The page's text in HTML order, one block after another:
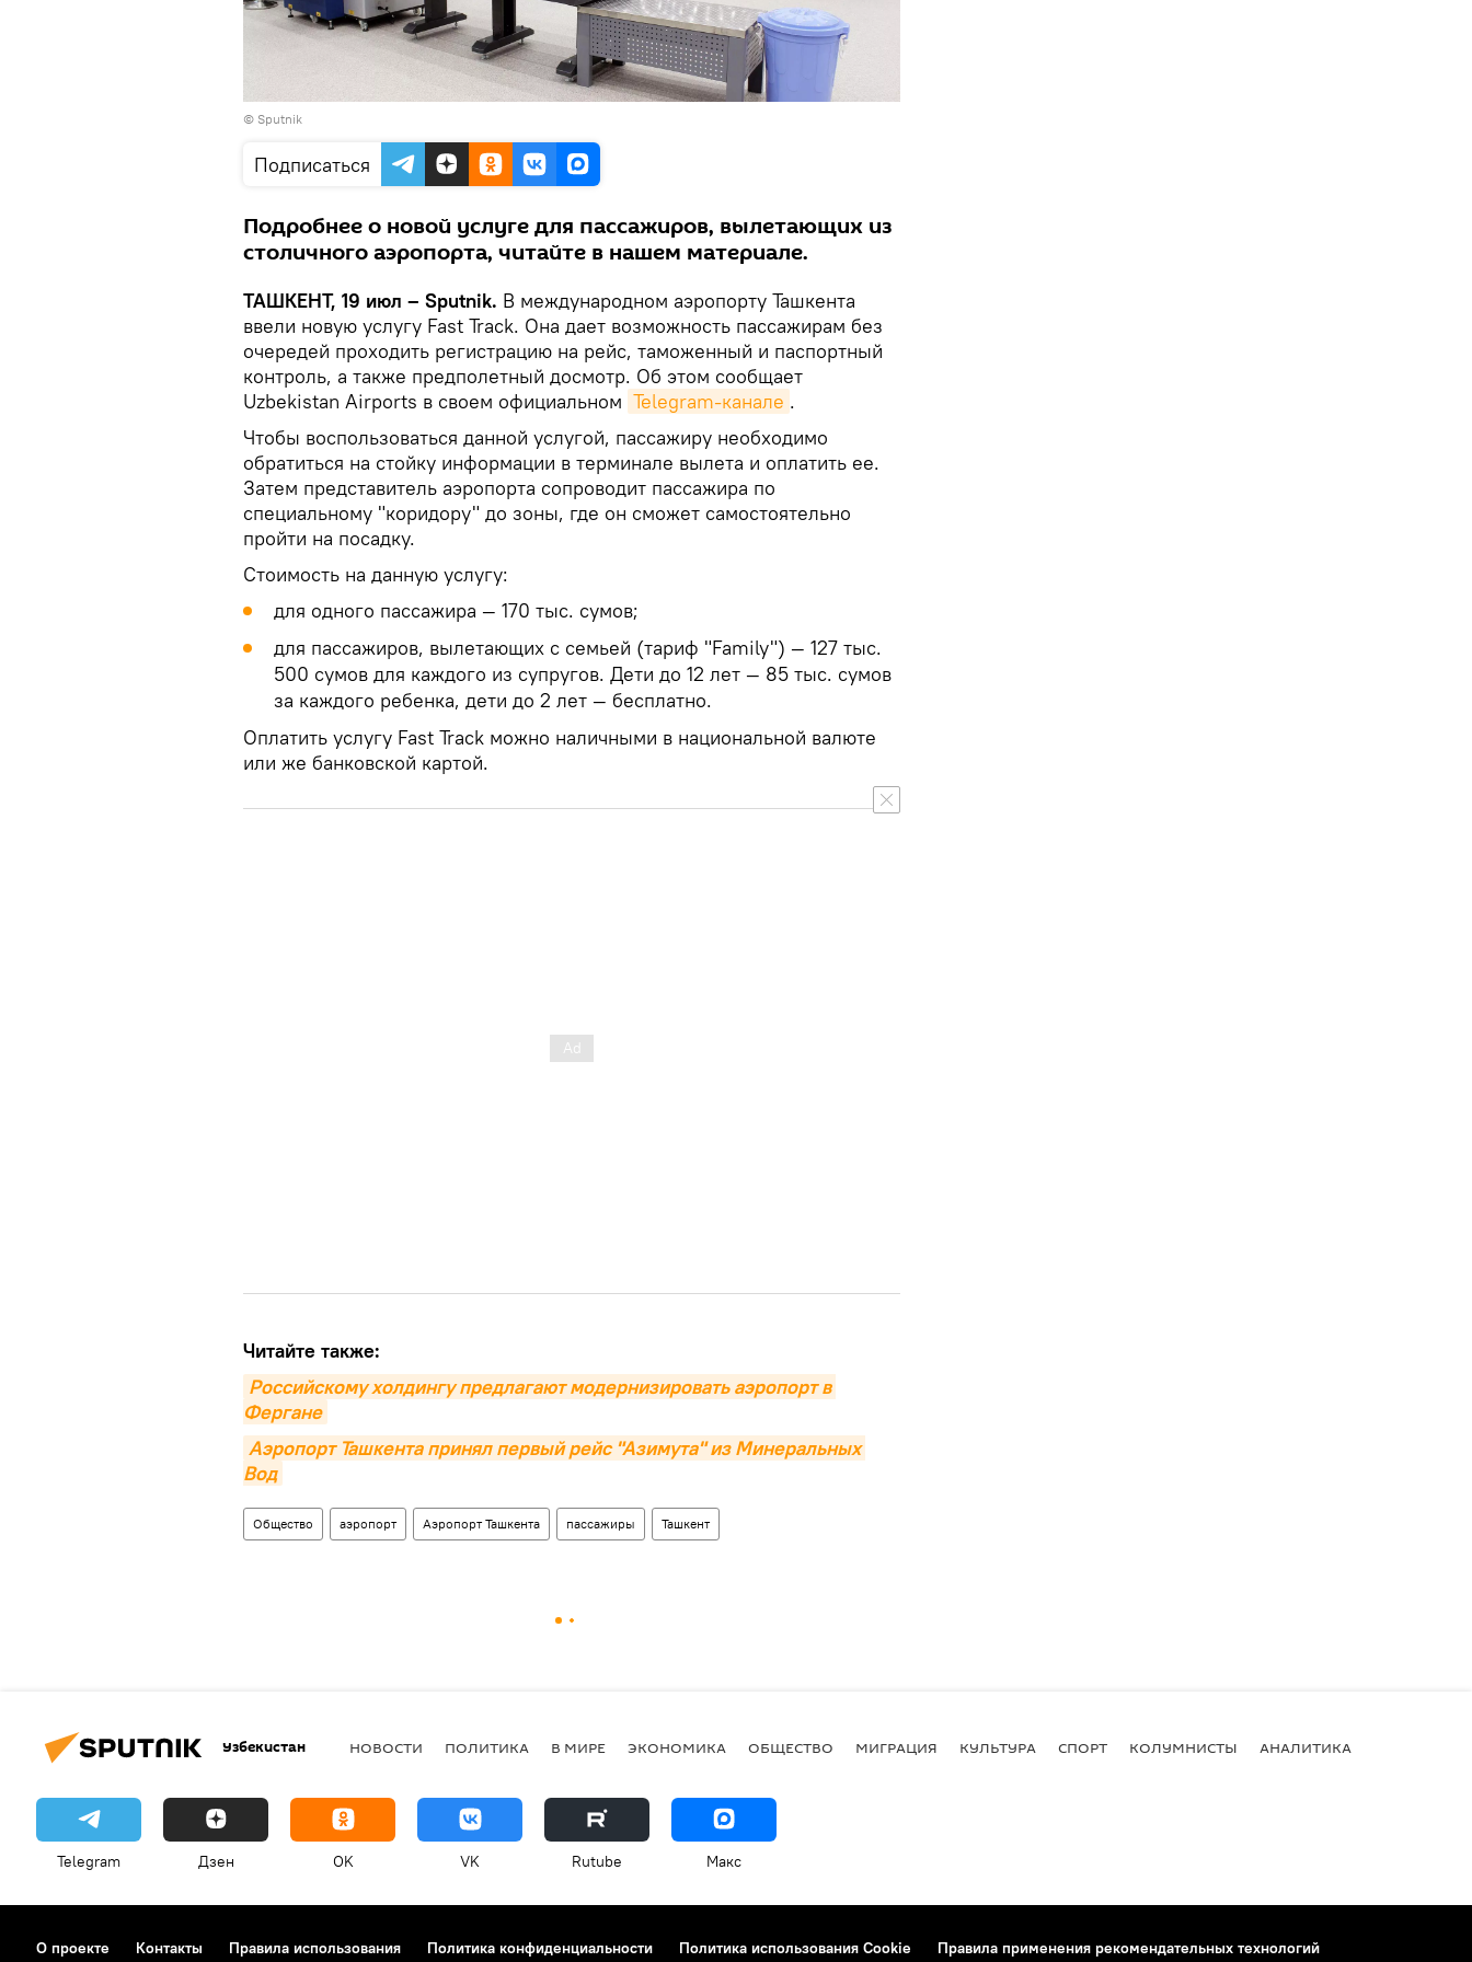
© Sputnik
Подписаться
Подробнее о новой услуге для пассажиров, вылетающих из
столичного аэропорта, читайте в нашем материале.
ТАШКЕНТ, 19 июл – Sputnik. В международном аэропорту Ташкента
ввели новую услугу Fast Track. Она дает возможность пассажирам без
очередей проходить регистрацию на рейс, таможенный и паспортный
контроль, а также предполетный досмотр. Об этом сообщает
Uzbekistan Airports в своем официальном Telegram-канале .
Чтобы воспользоваться данной услугой, пассажиру необходимо
обратиться на стойку информации в терминале вылета и оплатить ее.
Затем представитель аэропорта сопроводит пассажира по
специальному "коридору" до зоны, где он сможет самостоятельно
пройти на посадку.
Стоимость на данную услугу:
для одного пассажира — 170 тыс. сумов;
для пассажиров, вылетающих с семьей (тариф "Family") — 127 тыс.
500 сумов для каждого из супругов. Дети до 12 лет — 85 тыс. сумов
за каждого ребенка, дети до 2 лет — бесплатно.
Оплатить услугу Fast Track можно наличными в национальной валюте
или же банковской картой.
Читайте также:
Российскому холдингу предлагают модернизировать аэропорт в
Фергане
Аэропорт Ташкента принял первый рейс "Азимута" из Минеральных
Вод
Общество аэропорт Аэропорт Ташкента пассажиры Ташкент
Узбекистан НОВОСТИ ПОЛИТИКА В МИРЕ ЭКОНОМИКА ОБЩЕСТВО МИГРАЦИЯ КУЛЬТУРА СПОРТ КОЛУМНИСТЫ АНАЛИТИКА
Telegram Дзен OK VK Rutube Макс
О проекте Контакты Правила использования Политика конфиденциальности Политика использования Cookie Правила применения рекомендательных технологий